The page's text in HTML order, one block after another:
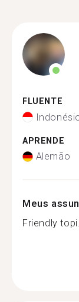
FLUENTE
APRENDE
Alemão
Meus
Friendly